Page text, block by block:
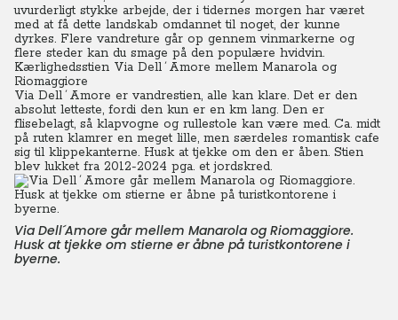
uvurderligt stykke arbejde, der i tidernes morgen har været
med at få dette landskab omdannet til noget, der kunne
dyrkes. Flere vandreture går op gennem vinmarkerne og
flere steder kan du smage på den populære hvidvin.
Kærlighedsstien Via Dell´Amore mellem Manarola og
Riomaggiore
Via Dell´Amore er vandrestien, alle kan klare. Det er den
absolut letteste, fordi den kun er en km lang. Den er
flisebelagt, så klapvogne og rullestole kan være med. Ca. midt
på ruten klamrer en meget lille, men særdeles romantisk cafe
sig til klippekanterne. Husk at tjekke om den er åben. Stien
blev lukket fra 2012-2024 pga. et jordskred.
Via Dell´Amore går mellem Manarola og Riomaggiore.
Husk at tjekke om stierne er åbne på turistkontorene i
byerne.